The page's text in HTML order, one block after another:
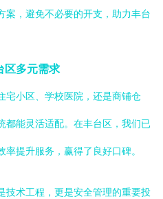
案，避免不必要的开支，助力丰台
区多元需求
宅小区、学校医院，还是商铺仓
都能灵活适配。在丰台区，我们已
提升服务，赢得了良好口碑。
技术工程，更是安全管理的重要投